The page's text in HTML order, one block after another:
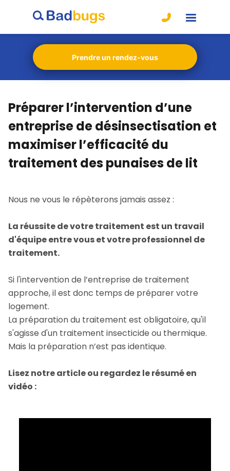
Prendre un rendez-vous
Préparer l’intervention d’une
entreprise de désinsectisation et
maximiser l’efficacité du
traitement des punaises de lit
Nous ne vous le répèterons jamais assez :
La réussite de votre traitement est un travail
d'équipe entre vous et votre professionnel de
traitement.
Si l'intervention de l’entreprise de traitement
approche, il est donc temps de préparer votre
logement.
La préparation du traitement est obligatoire, qu'il
s'agisse d'un traitement insecticide ou thermique.
Mais la préparation n’est pas identique.
Lisez notre article ou regardez le résumé en
vidéo :